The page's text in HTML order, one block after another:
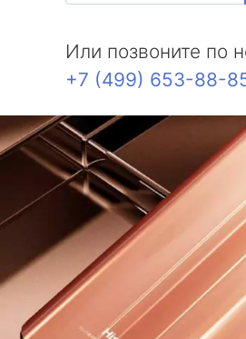
Или позвоните по
+7 (499) 653-88-